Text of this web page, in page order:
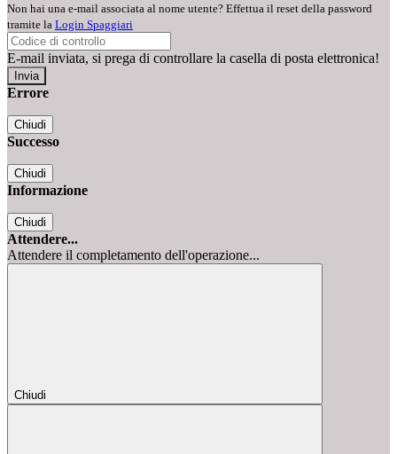
Non hai una e-mail associata al nome utente? Effettua il reset della password
tramite la Login Spaggiari
E-mail inviata, si prega di controllare la casella di posta elettronica!
Errore
Chiudi
Successo
Chiudi
Informazione
Chiudi
Attendere...
Attendere il completamento dell'operazione...
Chiudi